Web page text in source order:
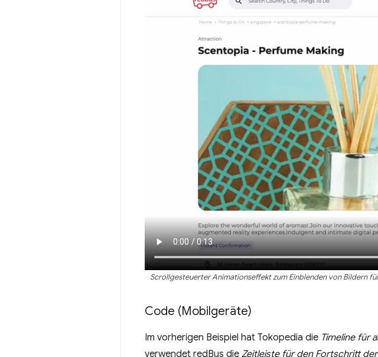
Scrollgesteuerter Animationseffekt zum Einblenden von Bildern
Code (Mobilgeräte)
Im vorherigen Beispiel hat Tokopedia die Timeline für
verwendet redBus die Zeitleiste für den Fortschritt